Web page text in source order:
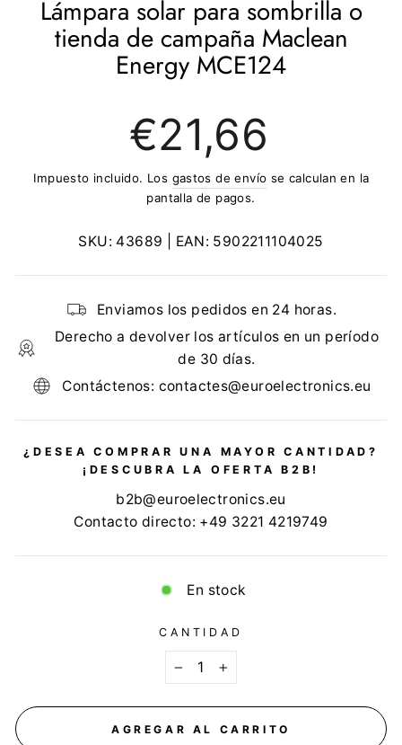
Lámpara solar para sombrilla o
tienda de campaña Maclean
Energy MCE124
regular
€21,66
Impuesto incluido. Los gastos de envío se calculan en la
pantalla de pagos.
SKU: 43689 | EAN: 5902211104025
Enviamos los pedidos en 24 horas.
Derecho a devolver los artículos en un período
de 30 días.
Contáctenos: contactes@euroelectronics.eu
¿DESEA COMPRAR UNA MAYOR CANTIDAD?
¡DESCUBRA LA OFERTA B2B!
b2b@euroelectronics.eu
Contacto directo: +49 3221 4219749
En stock
CANTIDAD
+
AGREGAR AL CARRITO